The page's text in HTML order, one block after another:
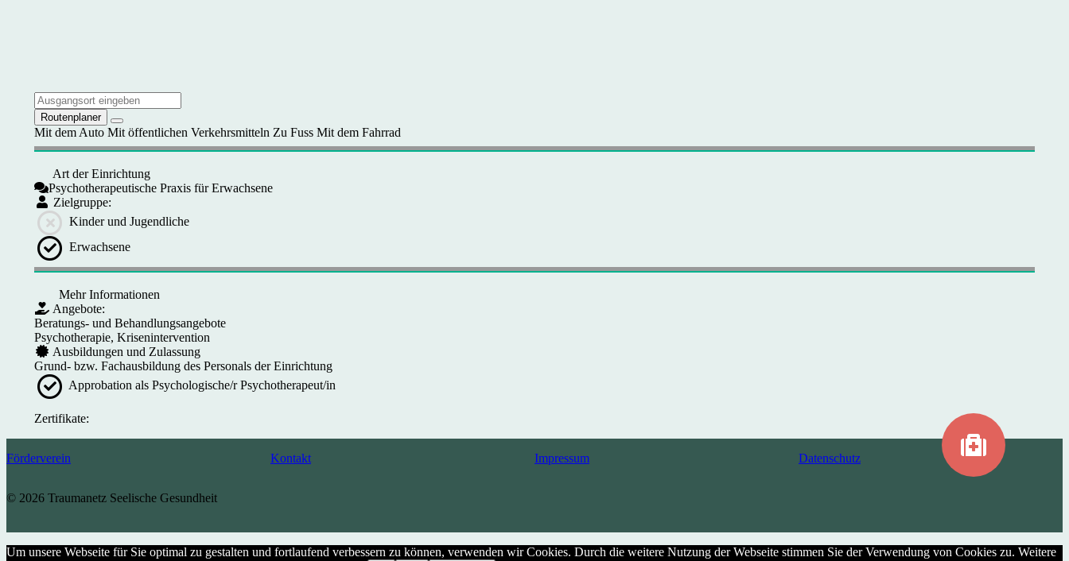
Routenplaner
Mit dem Auto Mit öffentlichen Verkehrsmitteln Zu Fuss Mit dem Fahrrad
Art der Einrichtung
Psychotherapeutische Praxis für Erwachsene
Zielgruppe:
Kinder und Jugendliche
Erwachsene
Mehr Informationen
Angebote:
Beratungs- und Behandlungsangebote
Psychotherapie, Krisenintervention
Ausbildungen und Zulassung
Grund- bzw. Fachausbildung des Personals der Einrichtung
Approbation als Psychologische/r Psychotherapeut/in
Zertifikate:
Förderverein Kontakt Impressum Datenschutz
© 2026 Traumanetz Seelische Gesundheit
Um unsere Webseite für Sie optimal zu gestalten und fortlaufend verbessern zu können, verwenden wir Cookies. Durch die weitere Nutzung der Webseite stimmen Sie der Verwendung von Cookies zu. Weitere